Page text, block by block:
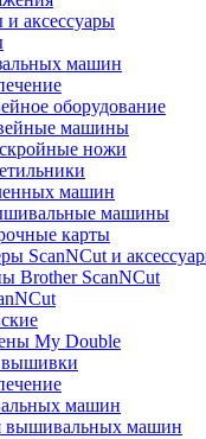
аксессуары
машин
оборудование
машины
ножи
машин
машины
карты
ScanNCut и
Brother ScanNCut
My Double
машин
вышивальных машин